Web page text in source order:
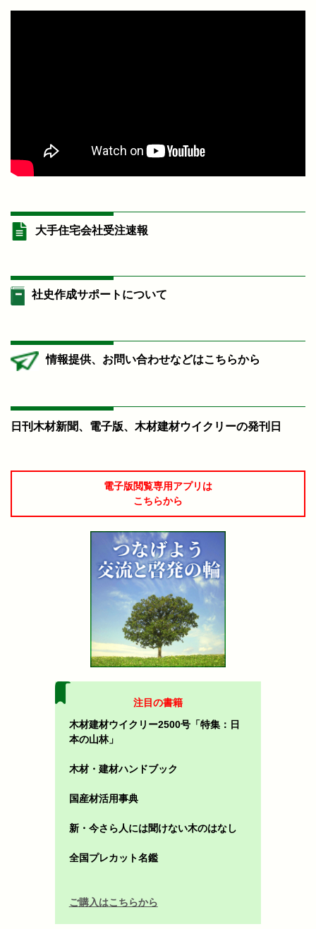
大手住宅会社受注速報
社史作成サポートについて
情報提供、お問い合わせなどはこちらから
日刊木材新聞、電子版、木材建材ウイクリーの発刊日
電子版閲覧専用アプリは
こちらから
注目の書籍
木材建材ウイクリー2500号「特集：日
本の山林」
木材・建材ハンドブック
国産材活用事典
新・今さら人には聞けない木のはなし
全国プレカット名鑑
ご購入はこちらから